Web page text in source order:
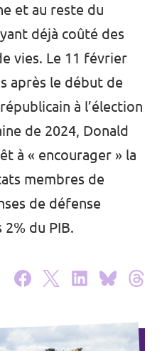
et au reste du
déjà coûté des
vies. Le 11 février
après le début de
à l’élection
de 2024, Donald
à « encourager » la
membres de
de défense
du PIB.